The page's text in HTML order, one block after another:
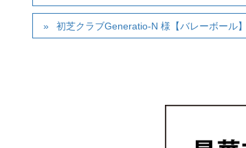
初芝クラブGeneratio-N 様【バレーボール】